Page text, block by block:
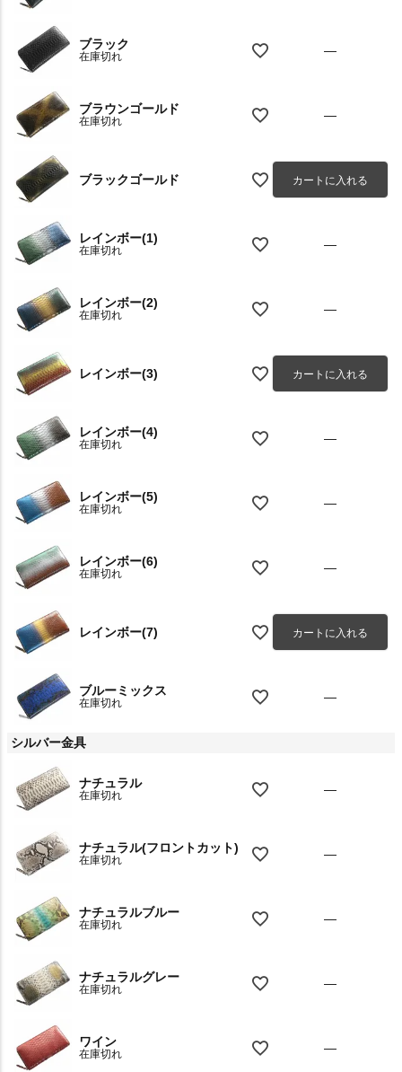
ブラック
在庫切れ —
ブラウンゴールド
在庫切れ —
ブラックゴールド カートに入れる
レインボー(1)
在庫切れ —
レインボー(2)
在庫切れ —
レインボー(3) カートに入れる
レインボー(4)
在庫切れ —
レインボー(5)
在庫切れ —
レインボー(6)
在庫切れ —
レインボー(7) カートに入れる
ブルーミックス
在庫切れ —
シルバー金具
ナチュラル
在庫切れ —
ナチュラル(フロントカット)
在庫切れ —
ナチュラルブルー
在庫切れ —
ナチュラルグレー
在庫切れ —
ワイン
在庫切れ —